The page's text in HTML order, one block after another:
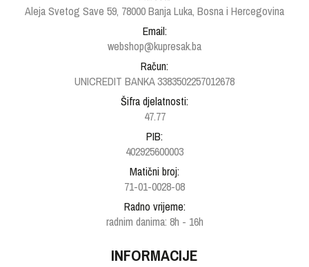
Aleja Svetog Save 59, 78000 Banja Luka, Bosna i Hercegovina
Email:
webshop@kupresak.ba
Račun:
UNICREDIT BANKA 3383502257012678
Šifra djelatnosti:
47.77
PIB:
402925600003
Matični broj:
71-01-0028-08
Radno vrijeme:
radnim danima: 8h - 16h
INFORMACIJE